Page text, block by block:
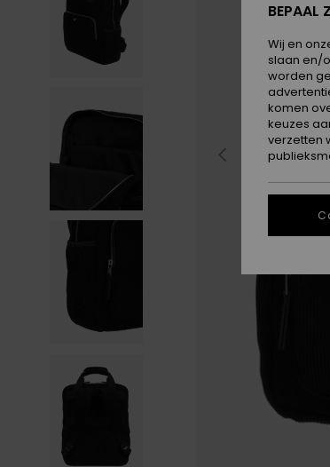
BEPAAL
Wij en
slaan en/
worden
komen
keuzes
verzetten